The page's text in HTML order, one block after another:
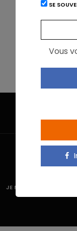
SE
Vous
JE M’INSCRIS